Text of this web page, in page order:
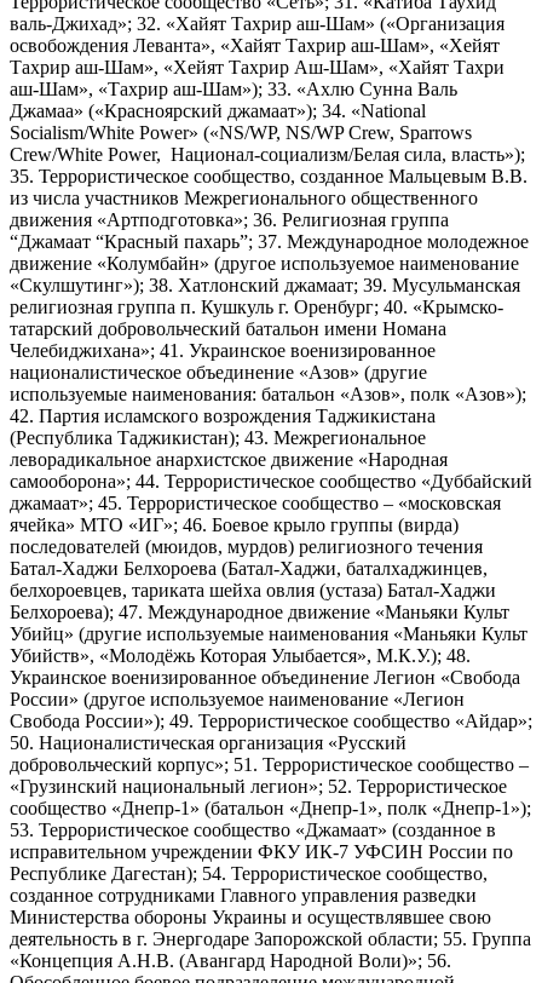
валь-Джихад»; 32. «Хайят Тахрир аш-Шам» («Организация
освобождения Леванта», «Хайят Тахрир аш-Шам», «Хейят
Тахрир аш-Шам», «Хейят Тахрир Аш-Шам», «Хайят Тахри
аш-Шам», «Тахрир аш-Шам»); 33. «Ахлю Сунна Валь
Джамаа» («Красноярский джамаат»); 34. «National
Socialism/White Power» («NS/WP, NS/WP Crew, Sparrows
Crew/White Power, Национал-социализм/Белая сила, власть»);
35. Террористическое сообщество, созданное Мальцевым В.В.
из числа участников Межрегионального общественного
движения «Артподготовка»; 36. Религиозная группа
“Джамаат “Красный пахарь”; 37. Международное молодежное
движение «Колумбайн» (другое используемое наименование
«Скулшутинг»); 38. Хатлонский джамаат; 39. Мусульманская
религиозная группа п. Кушкуль г. Оренбург; 40. «Крымско-
татарский добровольческий батальон имени Номана
Челебиджихана»; 41. Украинское военизированное
националистическое объединение «Азов» (другие
используемые наименования: батальон «Азов», полк «Азов»);
42. Партия исламского возрождения Таджикистана
(Республика Таджикистан); 43. Межрегиональное
леворадикальное анархистское движение «Народная
самооборона»; 44. Террористическое сообщество «Дуббайский
джамаат»; 45. Террористическое сообщество – «московская
ячейка» МТО «ИГ»; 46. Боевое крыло группы (вирда)
последователей (мюидов, мурдов) религиозного течения
Батал-Хаджи Белхороева (Батал-Хаджи, баталхаджинцев,
белхороевцев, тариката шейха овлия (устаза) Батал-Хаджи
Белхороева); 47. Международное движение «Маньяки Культ
Убийц» (другие используемые наименования «Маньяки Культ
Убийств», «Молодёжь Которая Улыбается», М.К.У.); 48.
Украинское военизированное объединение Легион «Свобода
России» (другое используемое наименование «Легион
Свобода России»); 49. Террористическое сообщество «Айдар»;
50. Националистическая организация «Русский
добровольческий корпус»; 51. Террористическое сообщество –
«Грузинский национальный легион»; 52. Террористическое
сообщество «Днепр-1» (батальон «Днепр-1», полк «Днепр-1»);
53. Террористическое сообщество «Джамаат» (созданное в
исправительном учреждении ФКУ ИК-7 УФСИН России по
Республике Дагестан); 54. Террористическое сообщество,
созданное сотрудниками Главного управления разведки
Министерства обороны Украины и осуществлявшее свою
деятельность в г. Энергодаре Запорожской области; 55. Группа
«Концепция А.Н.В. (Авангард Народной Воли)»; 56.